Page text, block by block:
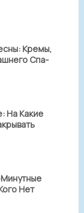
Кремы,
Спа-
На Какие
Нет